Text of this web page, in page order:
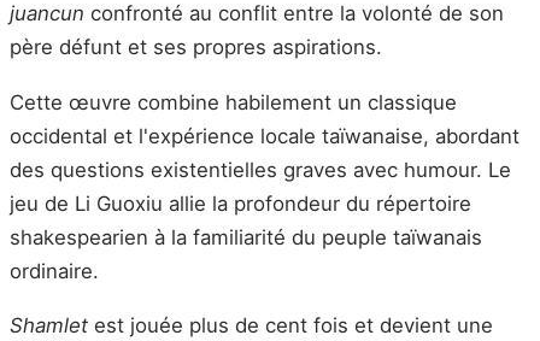
juancun confronté au conflit entre la volonté de son
père défunt et ses propres aspirations.
Cette œuvre combine habilement un classique
occidental et l'expérience locale taïwanaise, abordant
des questions existentielles graves avec humour. Le
jeu de Li Guoxiu allie la profondeur du répertoire
shakespearien à la familiarité du peuple taïwanais
ordinaire.
Shamlet est jouée plus de cent fois et devient une